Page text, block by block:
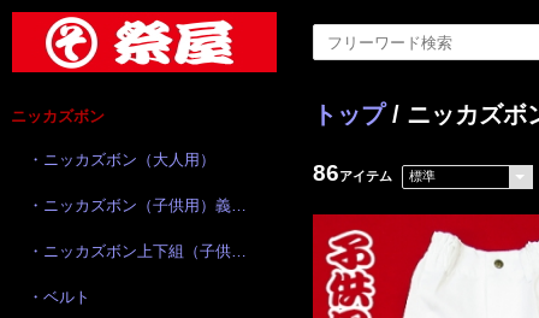
ニッカズボン
・ニッカズボン（大人用）
・ニッカズボン（子供用）義若オリジナル
・ニッカズボン上下組（子供用）
・ベルト
トップ/ ニッカズボ
86アイテム